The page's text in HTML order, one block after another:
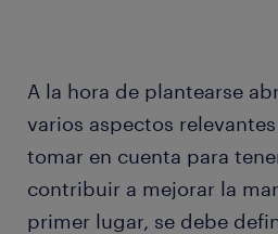
A la hora de plantearse
varios aspectos
tomar en cuenta para
contribuir a mejorar la
primer lugar, se debe